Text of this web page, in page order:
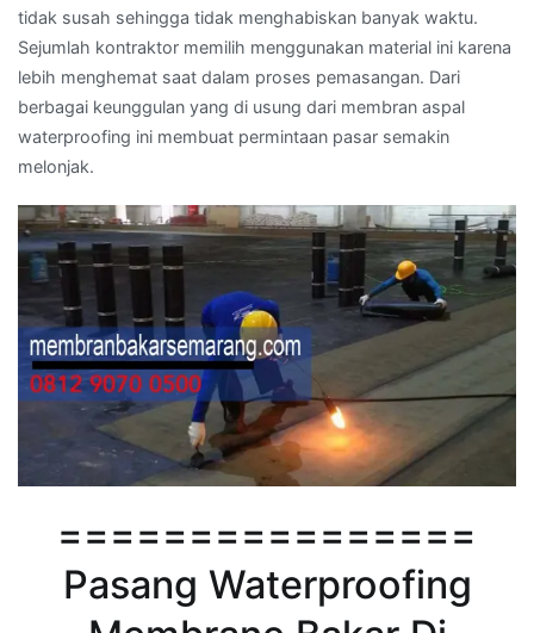
tidak susah sehingga tidak menghabiskan banyak waktu.
Sejumlah kontraktor memilih menggunakan material ini karena
lebih menghemat saat dalam proses pemasangan. Dari
berbagai keunggulan yang di usung dari membran aspal
waterproofing ini membuat permintaan pasar semakin
melonjak.
================
Pasang Waterproofing